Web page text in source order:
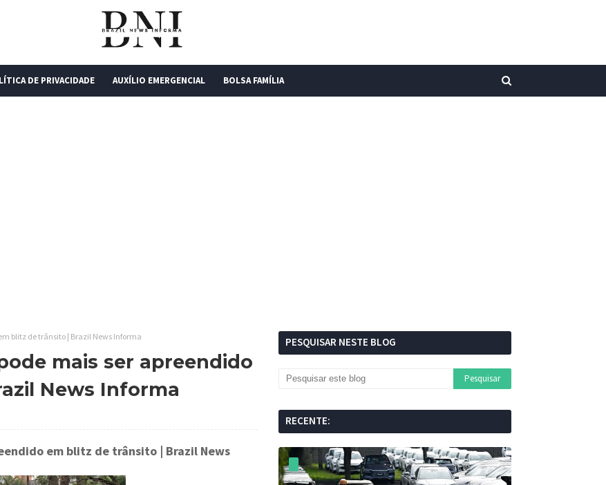
DE PRIVACIDADE AUXÍLIO EMERGENCIAL BOLSA FAMÍLIA
blitz de trânsito | Brazil News Informa
mais ser apreendido
News Informa
em blitz de trânsito | Brazil News
PESQUISAR NESTE BLOG
RECENTE: